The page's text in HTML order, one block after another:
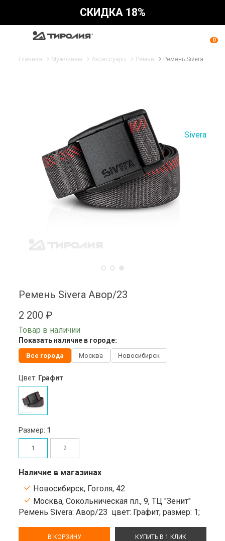
СКИДКА 18%
0
Главная Мужчинам Аксессуары Ремни Ремень Sivera: Авор/
Sivera
Ремень Sivera Авор/23
2 200 ₽
Товар в наличии
Показать наличие в городе:
Все города Москва Новосибирск
Цвет: Графит
Размер: 1
1 2
Наличие в магазинах
Новосибирск, Гоголя, 42
Москва, Сокольническая пл., 9, ТЦ "Зенит"
Ремень Sivera: Авор/23 цвет: Графит;размер: 1;
В КОРЗИНУ КУПИТЬ В 1 КЛИК